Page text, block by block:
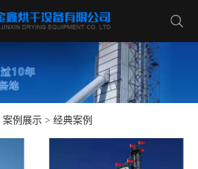
案例展示 > 经典案例